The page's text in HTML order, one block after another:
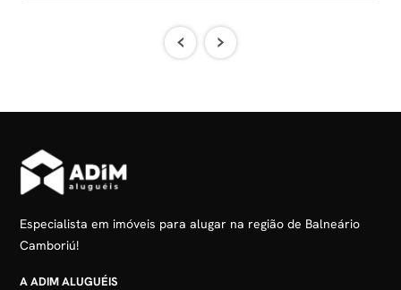
‹ ›
Especialista em imóveis para alugar na região de Balneário
Camboriú!
A ADIM ALUGUÉIS